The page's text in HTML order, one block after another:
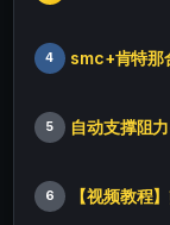
4 smc+肯特那
5 自动支撑阻
6 【视频教程